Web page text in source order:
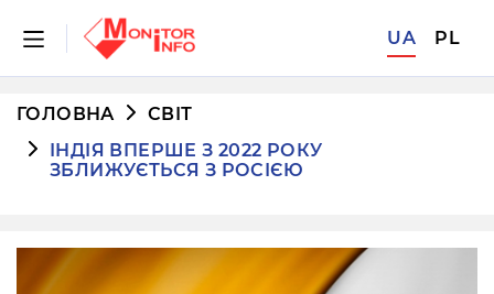
UA PL
ГОЛОВНА
СВІТ
ІНДІЯ ВПЕРШЕ З 2022 РОКУ
ЗБЛИЖУЄТЬСЯ З РОСІЄЮ